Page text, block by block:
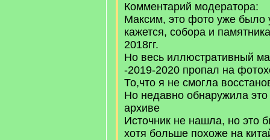
Комментарий модератора:
Максим, это фото уже было
кажется, собора и
2018гг.
Но весь иллюстративный
-2019-2020 пропал на
То,что я не смогла
Но недавно обнаружила
архиве
Источник не нашла, но это
хотя больше похоже на